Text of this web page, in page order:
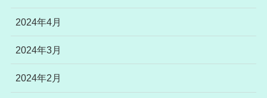
2024年4月
2024年3月
2024年2月